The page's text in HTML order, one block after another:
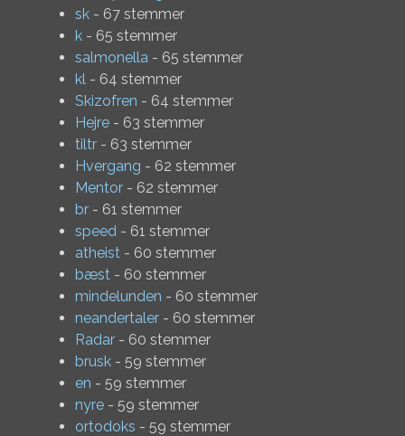
sk - 67 stemmer
k - 65 stemmer
salmonella - 65 stemmer
kl - 64 stemmer
Skizofren - 64 stemmer
Hejre - 63 stemmer
tiltr - 63 stemmer
Hvergang - 62 stemmer
Mentor - 62 stemmer
br - 61 stemmer
speed - 61 stemmer
atheist - 60 stemmer
bæst - 60 stemmer
mindelunden - 60 stemmer
neandertaler - 60 stemmer
Radar - 60 stemmer
brusk - 59 stemmer
en - 59 stemmer
nyre - 59 stemmer
ortodoks - 59 stemmer